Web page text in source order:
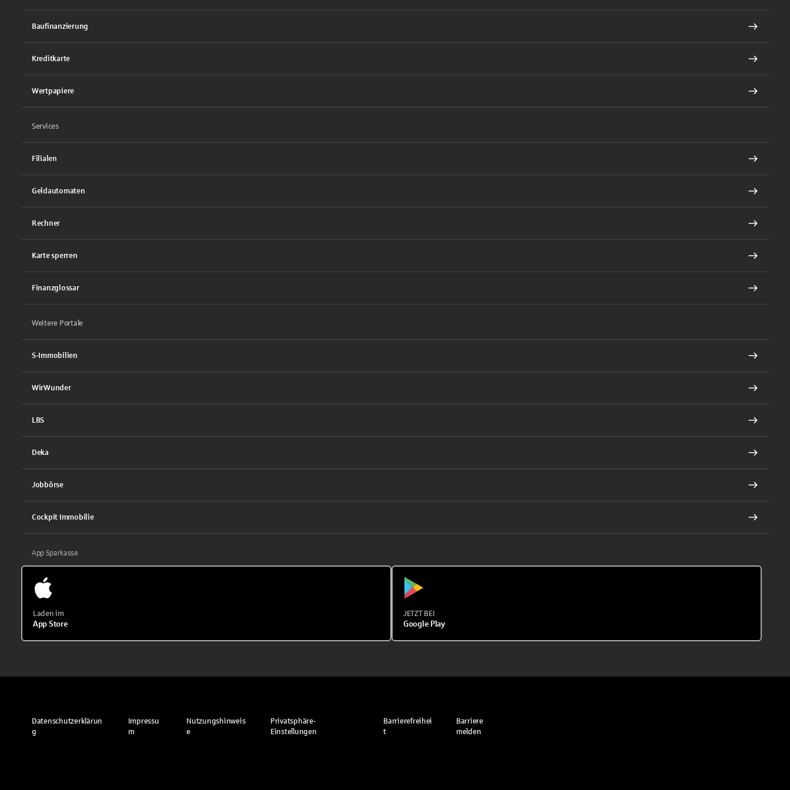
Baufinanzierung
Kreditkarte
Wertpapiere
Services
Filialen
Geldautomaten
Rechner
Karte sperren
Finanzglossar
Weitere Portale
S-Immobilien
WirWunder
LBS
Deka
Jobbörse
Cockpit Immobilie
App Sparkasse
Laden im
App Store
JETZT BEI
Google Play
Datenschutzerklärun
g
Impressu
m
Nutzungshinweis
e
Privatsphäre-
Einstellungen
Barrierefreihei
t
Barriere
melden